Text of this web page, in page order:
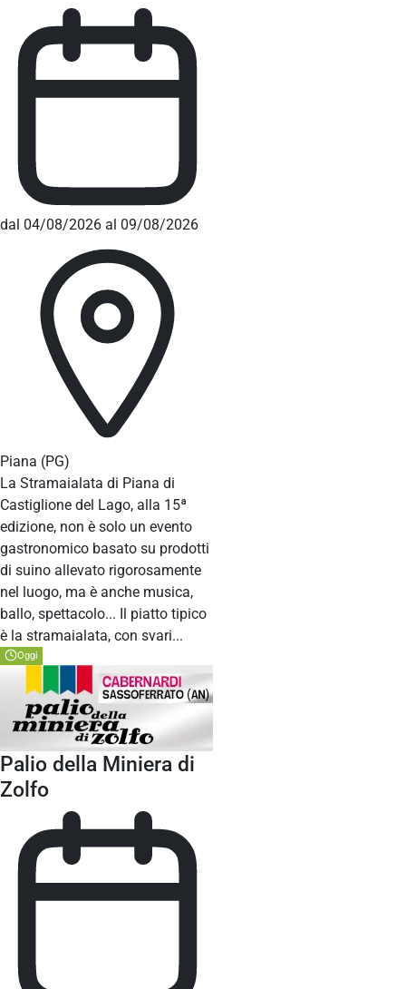
dal 04/08/2026 al 09/08/2026
Piana (PG)
La Stramaialata di Piana di
Castiglione del Lago, alla 15ª
edizione, non è solo un evento
gastronomico basato su prodotti
di suino allevato rigorosamente
nel luogo, ma è anche musica,
ballo, spettacolo... Il piatto tipico
è la stramaialata, con svari...
Oggi
Palio della Miniera di
Zolfo